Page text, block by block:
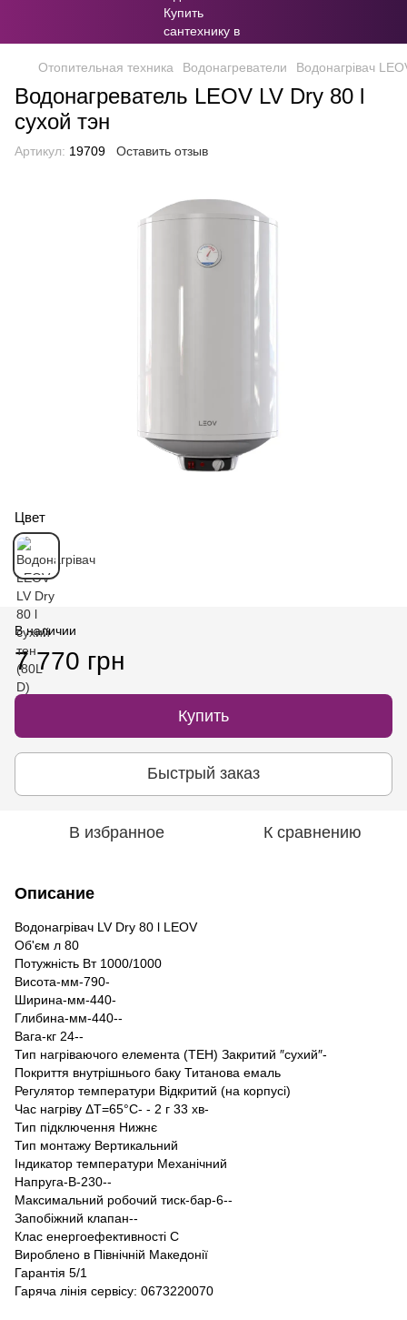
Отопительная техника Водонагреватели Водонагрівач
Водонагреватель LEOV LV Dry 80 l
сухой тэн
Артикул: 19709 Оставить отзыв
Цвет
В наличии
7 770 грн
Купить
Быстрый заказ
В избранное К сравнению
Описание
Водонагрівач LV Dry 80 l LEOV
Об'єм л 80
Потужність Вт 1000/1000
Висота-мм-790-
Ширина-мм-440-
Глибина-мм-440--
Вага-кг 24--
Тип нагріваючого елемента (ТЕН) Закритий ″сухий″-
Покриття внутрішнього баку Титанова емаль
Регулятор температури Відкритий (на корпусі)
Час нагріву ΔТ=65°С- - 2 г 33 хв-
Тип підключення Нижнє
Тип монтажу Вертикальний
Індикатор температури Механічний
Напруга-В-230--
Максимальний робочий тиск-бар-6--
Запобіжний клапан--
Клас енергоефективності С
Вироблено в Північній Македонії
Гарантія 5/1
Гаряча лінія сервісу: 0673220070